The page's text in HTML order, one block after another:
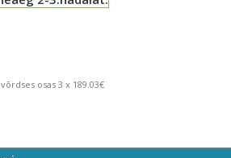
osas 3 x 189.03€